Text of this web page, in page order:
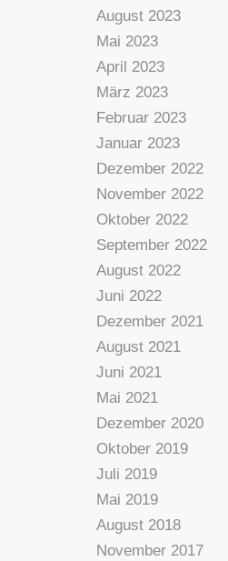
August 2023
Mai 2023
April 2023
März 2023
Februar 2023
Januar 2023
Dezember 2022
November 2022
Oktober 2022
September 2022
August 2022
Juni 2022
Dezember 2021
August 2021
Juni 2021
Mai 2021
Dezember 2020
Oktober 2019
Juli 2019
Mai 2019
August 2018
November 2017